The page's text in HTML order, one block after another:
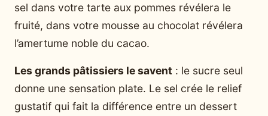
sel dans votre tarte aux pommes révélera le
fruité, dans votre mousse au chocolat révélera
l’amertume noble du cacao.
Les grands pâtissiers le savent : le sucre seul
donne une sensation plate. Le sel crée le relief
gustatif qui fait la différence entre un dessert